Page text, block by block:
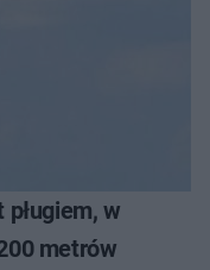
w
metrów